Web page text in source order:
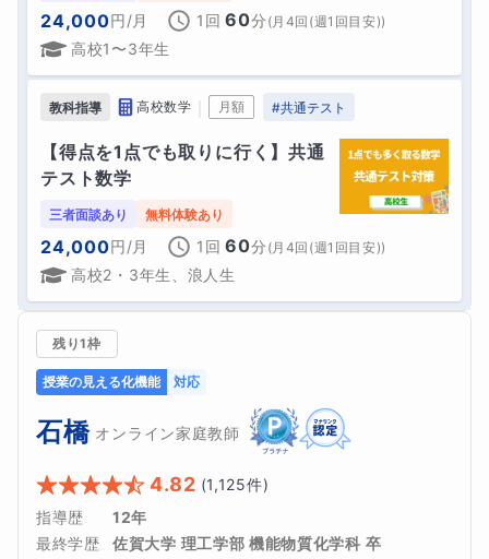
24,000円/月 1回 60分 (月4回(週1回目安))
高校1〜3年生
教科指導 高校数学 月額 #共通テスト
【得点を1点でも取りに行く】共通
テスト数学
三者面談あり 無料体験あり
24,000円/月 1回 60分 (月4回(週1回目安))
高校2・3年生、浪人生
残り1枠
授業の見える化機能 対応
石橋 オンライン家庭教師
4.82 (1,125件)
指導歴
12年
最終学歴
佐賀大学 理工学部 機能物質化学科 卒